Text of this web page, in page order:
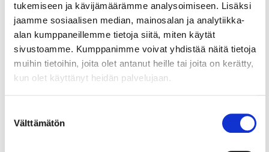
tukemiseen ja kävijämäärämme analysoimiseen. Lisäksi
jaamme sosiaalisen median, mainosalan ja analytiikka-
alan kumppaneillemme tietoja siitä, miten käytät
sivustoamme. Kumppanimme voivat yhdistää näitä tietoja
muihin tietoihin, joita olet antanut heille tai joita on kerätty,
kun olet käyttänyt heidän palvelujaan.
valinta
Välttämätön
20.9.2023
Kannanotto: Helsingin seudun
maankäytön, asumisen ja
Helsingin seudun kauppakamarin kannanottona